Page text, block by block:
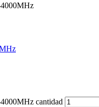
cantidad